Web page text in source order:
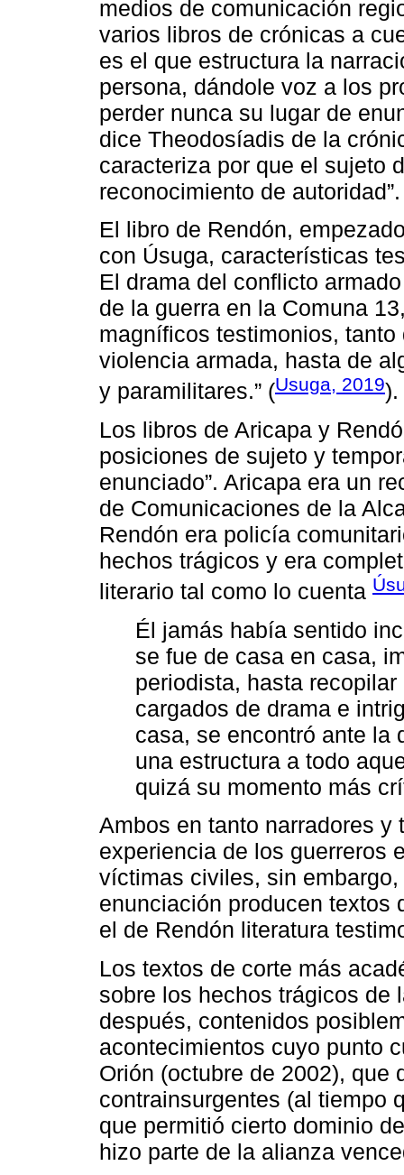
medios de comunicación
varios libros de crónicas a
es el que estructura la
persona, dándole voz a los
perder nunca su lugar de
dice Theodosíadis de la
caracteriza por que el sujeto
reconocimiento de
El libro de Rendón,
con Úsuga, características
El drama del conflicto
de la guerra en la Comuna
magníficos testimonios,
violencia armada, hasta de
y paramilitares.” (Usuga, 2019).
Los libros de Aricapa y
posiciones de sujeto y
enunciado”. Aricapa era un
de Comunicaciones de la
Rendón era policía
hechos trágicos y era
literario tal como lo cuenta
Él jamás había sentido
se fue de casa en casa,
periodista, hasta
cargados de drama e
casa, se encontró ante la
una estructura a todo
quizá su momento más
Ambos en tanto narradores
experiencia de los guerreros
víctimas civiles, sin
enunciación producen textos
el de Rendón literatura
Los textos de corte más
sobre los hechos trágicos de
después, contenidos
acontecimientos cuyo punto
Orión (octubre de 2002), que
contrainsurgentes (al tiempo
que permitió cierto dominio
hizo parte de la alianza